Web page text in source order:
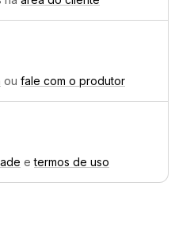
ou fale com o produtor
etermos de uso